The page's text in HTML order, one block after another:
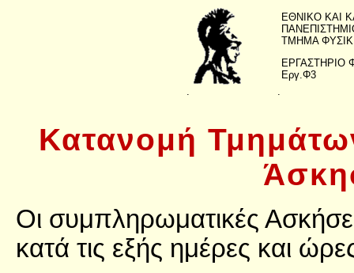
ΕΘΝΙΚΟ ΚΑΙ
ΤΜΗΜΑ
ΕΡΓΑΣΤΗΡΙΟ
Εργ.Φ3
.
.
Κατανομή
Οι συμπληρωματικές
κατά τις εξής ημέρες και